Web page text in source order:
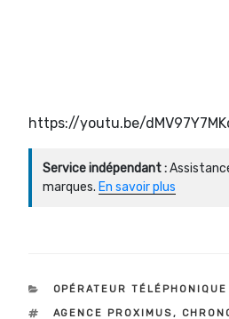
https://youtu.be/
Service indépendant :
marques. En savoir plus
CATÉGORIES
OPÉRATEUR TÉLÉPHONIQUE
ÉTIQUETTES
AGENCE PROXIMUS,